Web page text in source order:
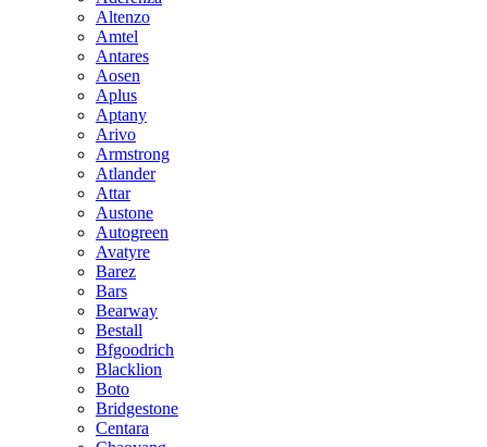
Altenzo
Amtel
Antares
Aosen
Aplus
Aptany
Arivo
Armstrong
Atlander
Attar
Austone
Autogreen
Avatyre
Barez
Bars
Bearway
Bestall
Bfgoodrich
Blacklion
Boto
Bridgestone
Centara